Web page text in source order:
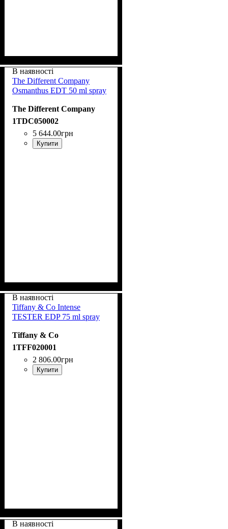
В наявності
The Different Company
Osmanthus EDT 50 ml spray
The Different Company
1TDC050002
5 644.00грн
Купити
В наявності
Tiffany & Co Intense
TESTER EDP 75 ml spray
Tiffany & Co
1TFF020001
2 806.00грн
Купити
В наявності